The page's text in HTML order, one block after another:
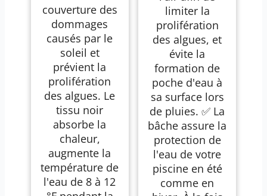
couverture des
dommages
causés par le
soleil et
prévient la
prolifération
des algues. Le
tissu noir
absorbe la
chaleur,
augmente la
température de
l'eau de 8 à 12
limiter la
prolifération
des algues, et
évite la
formation de
poche d'eau à
sa surface lors
de pluies. ✅ La
bâche assure la
protection de
l'eau de votre
piscine en été
comme en